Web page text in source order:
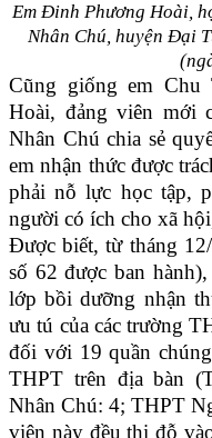
Em Đinh Phương Hoài,
Nhân Chú, huyện Đại
Cũng giống em Chu
Hoài, đảng viên mới
Nhân Chú chia sẻ
em nhận thức được
phải nỗ lực học tập,
người có ích cho xã
Được biết, từ tháng
số 62 được ban
lớp bồi dưỡng nhận
ưu tú của các trường
đối với 19 quần
THPT trên địa bàn
Nhân Chú: 4; THPT
viên này đều thi đỗ